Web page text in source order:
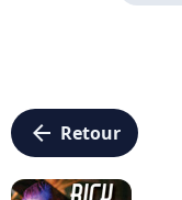
arrow_left Retour